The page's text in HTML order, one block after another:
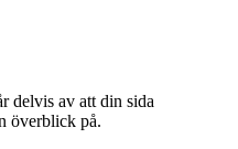
delvis av att din sida
överblick på.